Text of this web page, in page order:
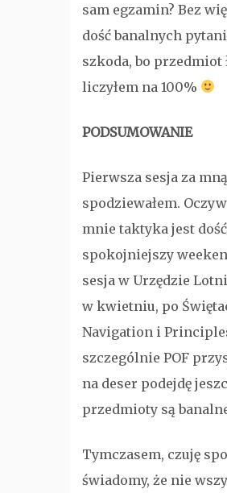
sam egzamin? Bez
dość banalnych
szkoda, bo
liczyłem na 100%
PODSUMOWANIE
Pierwsza sesja za
spodziewałem.
mnie taktyka jest
spokojniejszy
sesja w Urzędzie
w kwietniu, po
Navigation i
szczególnie POF
na deser podejdę
przedmioty są
Tymczasem, czuję
świadomy, że nie